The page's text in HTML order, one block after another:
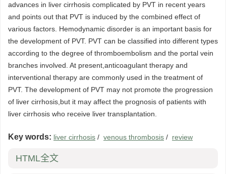
advances in liver cirrhosis complicated by PVT in recent years
and points out that PVT is induced by the combined effect of
various factors. Hemodynamic disorder is an important basis for
the development of PVT. PVT can be classified into different types
according to the degree of thromboembolism and the portal vein
branches involved. At present,anticoagulant therapy and
interventional therapy are commonly used in the treatment of
PVT. The development of PVT may not promote the progression
of liver cirrhosis,but it may affect the prognosis of patients with
liver cirrhosis who receive liver transplantation.
Key words: liver cirrhosis / venous thrombosis / review
HTML全文